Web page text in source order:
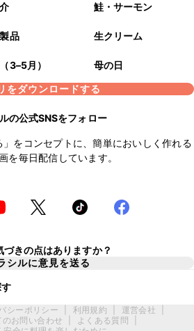
鮭・サーモン
品 生クリーム
3–5月）
母の日
をダウンロードする
の公式SNSをフォロー
」をコンセプトに、簡単においしく作れる
を毎日配信しています。
づきの点はありますか？
シルに意見を送る
シーポリシー 利用規約 運営会社
お問い合わせ
よくある質問